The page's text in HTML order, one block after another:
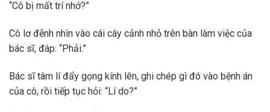
“Cô bị mất trí nhớ?”
Cô lơ đễnh nhìn vào cái cây cảnh nhỏ trên bàn làm việc của
bác sĩ, đáp: “Phải.”
Bác sĩ tâm lí đẩy gọng kính lên, ghi chép gì đó vào bệnh án
của cô, rồi tiếp tục hỏi: “Lí do?”